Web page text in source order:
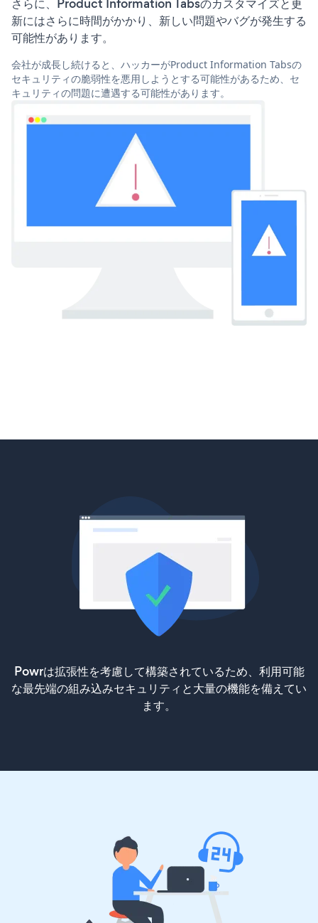
さらに、Product Information Tabsのカスタマイズと更
新にはさらに時間がかかり、新しい問題やバグが発生する
可能性があります。
会社が成長し続けると、ハッカーがProduct Information Tabsの
セキュリティの脆弱性を悪用しようとする可能性があるため、セ
キュリティの問題に遭遇する可能性があります。
Powrは拡張性を考慮して構築されているため、利用可能
な最先端の組み込みセキュリティと大量の機能を備えてい
ます。